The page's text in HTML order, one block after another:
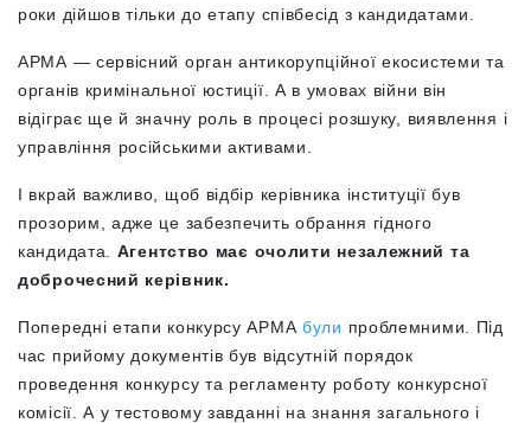
роки дійшов тільки до етапу співбесід з кандидатами.
АРМА — сервісний орган антикорупційної екосистеми та
органів кримінальної юстиції. А в умовах війни він
відіграє ще й значну роль в процесі розшуку, виявлення і
управління російськими активами.
І вкрай важливо, щоб відбір керівника інституції був
прозорим, адже це забезпечить обрання гідного
кандидата. Агентство має очолити незалежний та
доброчесний керівник.
Попередні етапи конкурсу АРМА були проблемними. Під
час прийому документів був відсутній порядок
проведення конкурсу та регламенту роботу конкурсної
комісії. А у тестовому завданні на знання загального і